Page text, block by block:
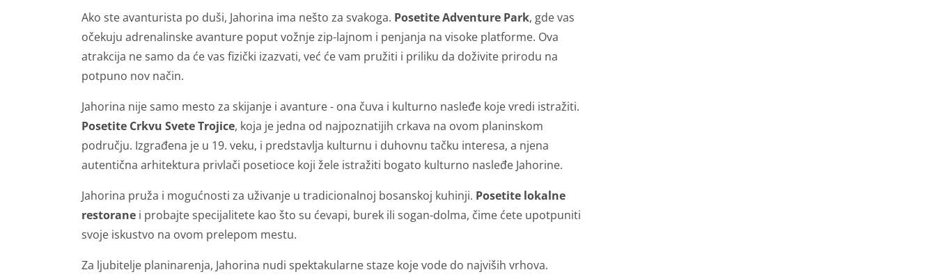
Ako ste avanturista po duši, Jahorina ima nešto za svakoga. Posetite Adventure Park, gde vas
očekuju adrenalinske avanture poput vožnje zip-lajnom i penjanja na visoke platforme. Ova
atrakcija ne samo da će vas fizički izazvati, već će vam pružiti i priliku da doživite prirodu na
potpuno nov način.
Jahorina nije samo mesto za skijanje i avanture - ona čuva i kulturno nasleđe koje vredi istražiti.
Posetite Crkvu Svete Trojice, koja je jedna od najpoznatijih crkava na ovom planinskom
području. Izgrađena je u 19. veku, i predstavlja kulturnu i duhovnu tačku interesa, a njena
autentična arhitektura privlači posetioce koji žele istražiti bogato kulturno nasleđe Jahorine.
Jahorina pruža i mogućnosti za uživanje u tradicionalnoj bosanskoj kuhinji. Posetite lokalne
restorane i probajte specijalitete kao što su ćevapi, burek ili sogan-dolma, čime ćete upotpuniti
svoje iskustvo na ovom prelepom mestu.
Za ljubitelje planinarenja, Jahorina nudi spektakularne staze koje vode do najviših vrhova.